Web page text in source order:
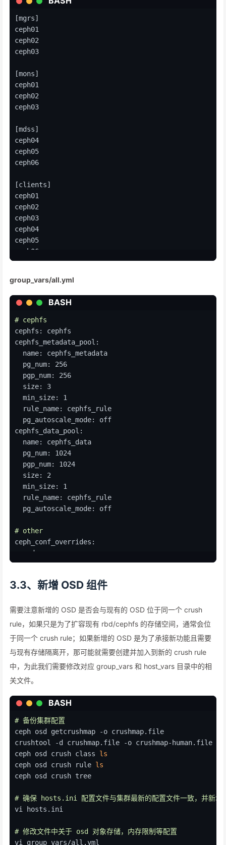
[mgrs]
ceph01
ceph02
ceph03
[mons]
ceph01
ceph02
ceph03
[mdss]
ceph04
ceph05
ceph06
[clients]
ceph01
ceph02
ceph03
ceph04
ceph05
ceph06
ceph01
ceph02
ceph03
ceph04
ceph05
ceph06
[grafana-server]
ceph01
ceph02
ceph03
ceph04
ceph05
ceph06
group_vars/all.yml
BASH
# cephfs
cephfs: cephfs
cephfs_metadata_pool:
  name: cephfs_metadata
  pg_num: 256
  pgp_num: 256
  size: 3
  min_size: 1
  rule_name: cephfs_rule
  pg_autoscale_mode: off
cephfs_data_pool:
  name: cephfs_data
  pg_num: 1024
  pgp_num: 1024
  size: 2
  min_size: 1
  rule_name: cephfs_rule
  pg_autoscale_mode: off
# other
ceph_conf_overrides:
  osd:
    osd memory target: 11779558604
    mds cache trim interval: 10
    mds cache memory
limit: 34359738368
3.3、新增 OSD 组件
需要注意新增的 OSD 是否会与现有的 OSD 位于同一个 crush
rule，如果只是为了扩容现有 rbd/cephfs 的存储空间，通常会位
于同一个 crush rule；如果新增的 OSD 是为了承接新功能且需要
与现有存储隔离开，那可能就需要创建并加入到新的 crush rule
中，为此我们需要修改对应 group_vars 和 host_vars 目录中的相
关文件。
BASH
# 备份集群配置
ceph osd getcrushmap -o crushmap.file
crushtool -d crushmap.file -o crushmap-human.file
ceph osd crush class ls
ceph osd crush rule ls
ceph osd crush tree
# 确保 hosts.ini 配置文件与集群最新的配置文件一致，并新
vi hosts.ini
# 修改文件中关于 osd 对象存储，内存限制等配置
vi group_vars/all.yml